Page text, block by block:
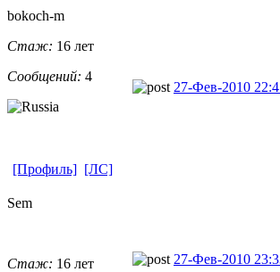
bokoch-m
Стаж: 16 лет
Сообщений: 4
27-Фев-2010
[Профиль] [ЛС]
Sem
Стаж: 16 лет
27-Фев-2010